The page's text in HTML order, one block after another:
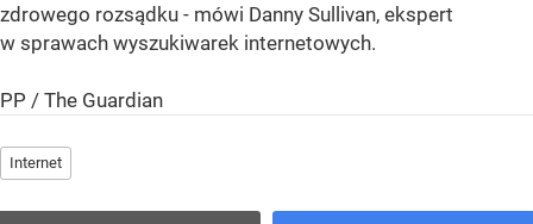
zdrowego rozsądku - mówi Danny Sullivan, ekspert
w sprawach wyszukiwarek internetowych.
PP / The Guardian
Internet